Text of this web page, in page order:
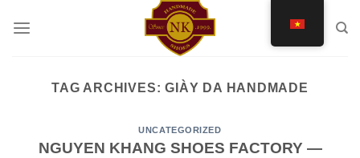
TAG ARCHIVES:GIÀY DA HANDMADE
UNCATEGORIZED
NGUYEN KHANG SHOES FACTORY —